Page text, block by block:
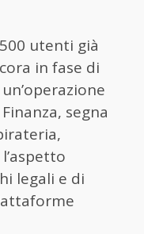
utenti già
in fase di
segna
legali e di